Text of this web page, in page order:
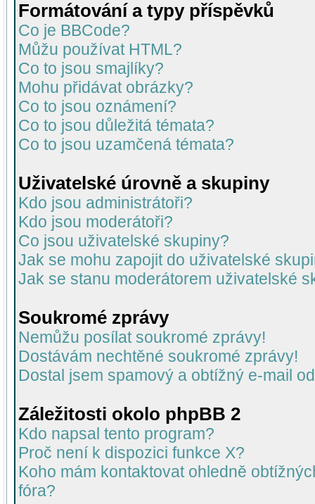
Formátování a typy příspěvků
Co je BBCode?
Můžu používat HTML?
Co to jsou smajlíky?
Mohu přidávat obrázky?
Co to jsou oznámení?
Co to jsou důležitá témata?
Co to jsou uzamčená témata?
Uživatelské úrovně a skupiny
Kdo jsou administrátoři?
Kdo jsou moderátoři?
Co jsou uživatelské skupiny?
Jak se mohu zapojit do uživatelské
Jak se stanu moderátorem uživatelské
Soukromé zprávy
Nemůžu posílat soukromé zprávy!
Dostávám nechtěné soukromé zprávy!
Dostal jsem spamový a obtížný e-mail
Záležitosti okolo phpBB 2
Kdo napsal tento program?
Proč není k dispozici funkce X?
Koho mám kontaktovat ohledně
fóra?